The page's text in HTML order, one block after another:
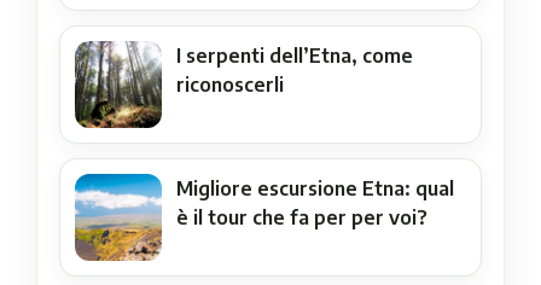
I serpenti dell’Etna, come
riconoscerli
Migliore escursione Etna: qual
è il tour che fa per per voi?